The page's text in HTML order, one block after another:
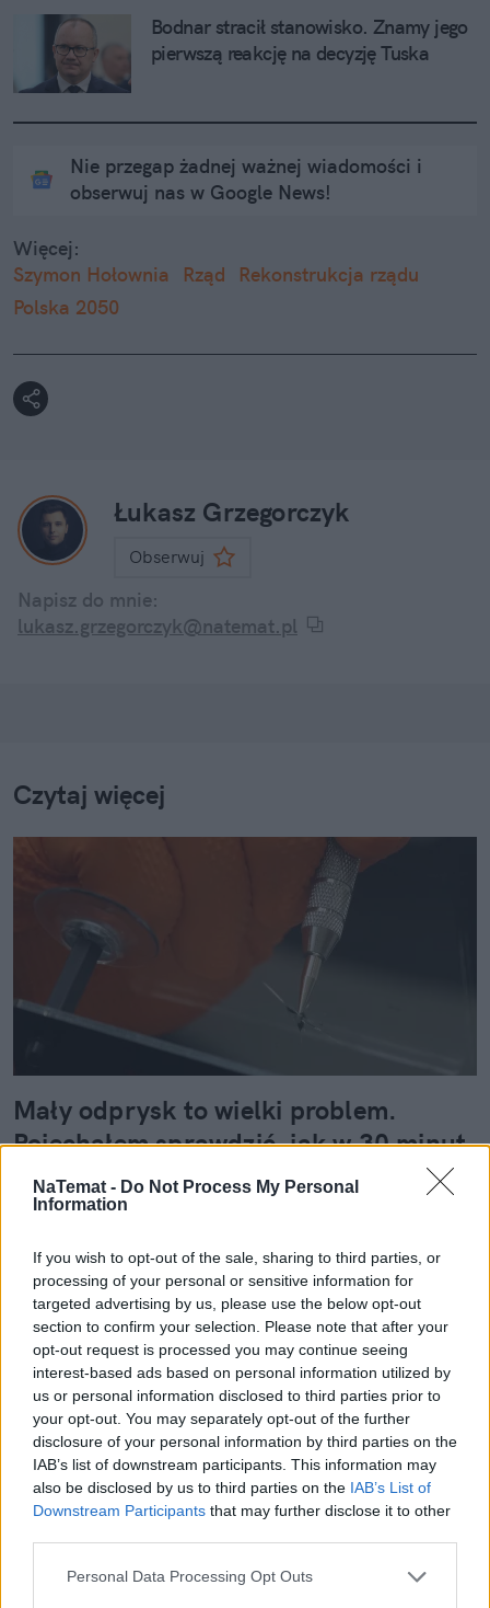
NaTemat - Do Not Process My Personal
Information
If you wish to opt-out of the sale, sharing to third parties, or
processing of your personal or sensitive information for
targeted advertising by us, please use the below opt-out
section to confirm your selection. Please note that after your
opt-out request is processed you may continue seeing
interest-based ads based on personal information utilized by
us or personal information disclosed to third parties prior to
your opt-out. You may separately opt-out of the further
disclosure of your personal information by third parties on the
IAB’s list of downstream participants. This information may
also be disclosed by us to third parties on the IAB’s List of
Downstream Participants that may further disclose it to other
Personal Data Processing Opt Outs
Bodnar stracił stanowisko. Znamy jego
pierwszą reakcję na decyzję Tuska
Nie przegap żadnej ważnej wiadomości i
obserwuj nas w Google News!
Więcej:
Szymon Hołownia
Rząd
Rekonstrukcja rządu
Polska 2050
Łukasz Grzegorczyk
Obserwuj
Napisz do mnie:
lukasz.grzegorczyk@natemat.pl
Czytaj więcej
Mały odprysk to wielki problem.
Pojechałem sprawdzić, jak w 30 minut
uratować szybę (i portfel)
Wydaje ci się, że to tylko mała kropka na szkle? "E
wielu z nas. Sam tak kiedyś myślałem, dopóki nie
pogadałem z ekspertem. Prawda jest taka, że ten
mały odprysk na szybie to tykająca bomba. Gdy
wjedziesz w dziurę albo trafi cię nagła zmiana
temperatury, "pajączek" pójdzie dalej i zamiast
taniej naprawy, czeka cię kosztowna wymiana
szyby. Wybrałem się do serwisu Autoglass®, żeby
na własne oczy zobaczyć, jak profesjonaliści radzą
sobie z takimi uszkodzeniami.
Czytaj całość
REKLAMA